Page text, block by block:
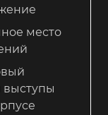
место
выступы